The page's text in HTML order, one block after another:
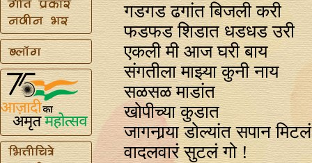
गडगड ढगांत बिजली करी
फडफड शिडात धडधड उरी
एकली मी आज घरी बाय
संगतीला माझ्या कुनी नाय
सळसळ माडांत
खोपीच्या कुडात
जागनार्‍या डोल्यांत सपान मिटलं
वादलवारं सुटलं गो !